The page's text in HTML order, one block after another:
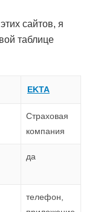
сайтов, я
таблице
EKTA
Страховая
компания
да
телефон,